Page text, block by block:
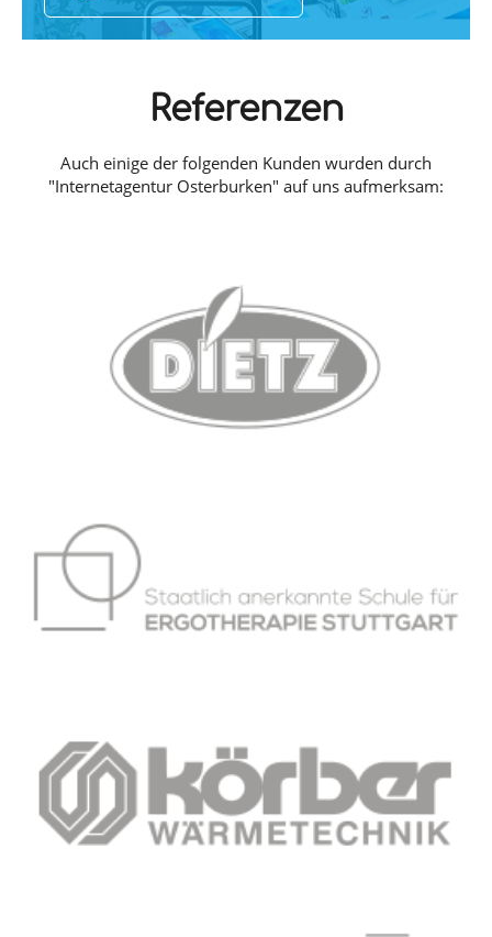
Referenzen
Auch einige der folgenden Kunden wurden durch
"Internetagentur Osterburken" auf uns aufmerksam: